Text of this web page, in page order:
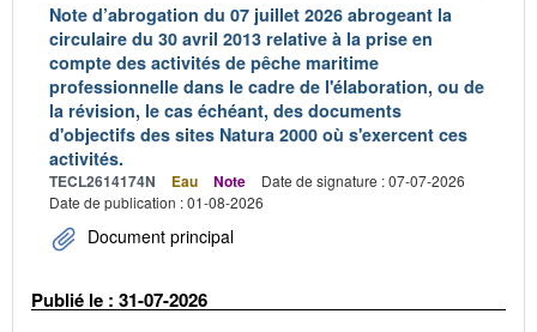
Note d’abrogation du 07 juillet 2026 abrogeant la
circulaire du 30 avril 2013 relative à la prise en
compte des activités de pêche maritime
professionnelle dans le cadre de l'élaboration, ou de
la révision, le cas échéant, des documents
d'objectifs des sites Natura 2000 où s'exercent ces
activités.
TECL2614174N Eau Note
Date de signature : 07-07-2026
Date de publication : 01-08-2026
Document principal
Publié le : 31-07-2026